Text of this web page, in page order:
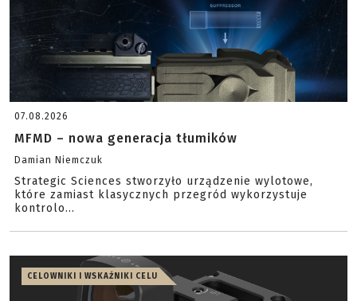
07.08.2026
MFMD – nowa generacja tłumików
Damian Niemczuk
Strategic Sciences stworzyło urządzenie wylotowe,
które zamiast klasycznych przegród wykorzystuje
kontrolo...
CELOWNIKI I WSKAŹNIKI CELU